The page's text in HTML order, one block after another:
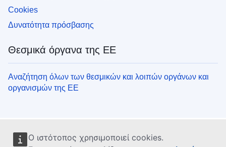
Ο ιστότοπος χρησιμοποιεί cookies.
Cookies
Δυνατότητα πρόσβασης
Θεσμικά όργανα της ΕΕ
Αναζήτηση όλων των θεσμικών και λοιπών οργάνων και
οργανισμών της ΕΕ